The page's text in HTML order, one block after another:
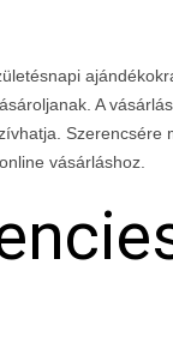
A
Szerencsére
vásárláshoz.